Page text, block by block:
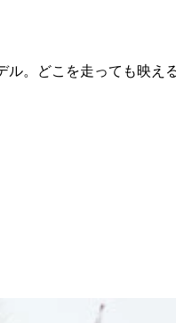
。どこを走っても映え